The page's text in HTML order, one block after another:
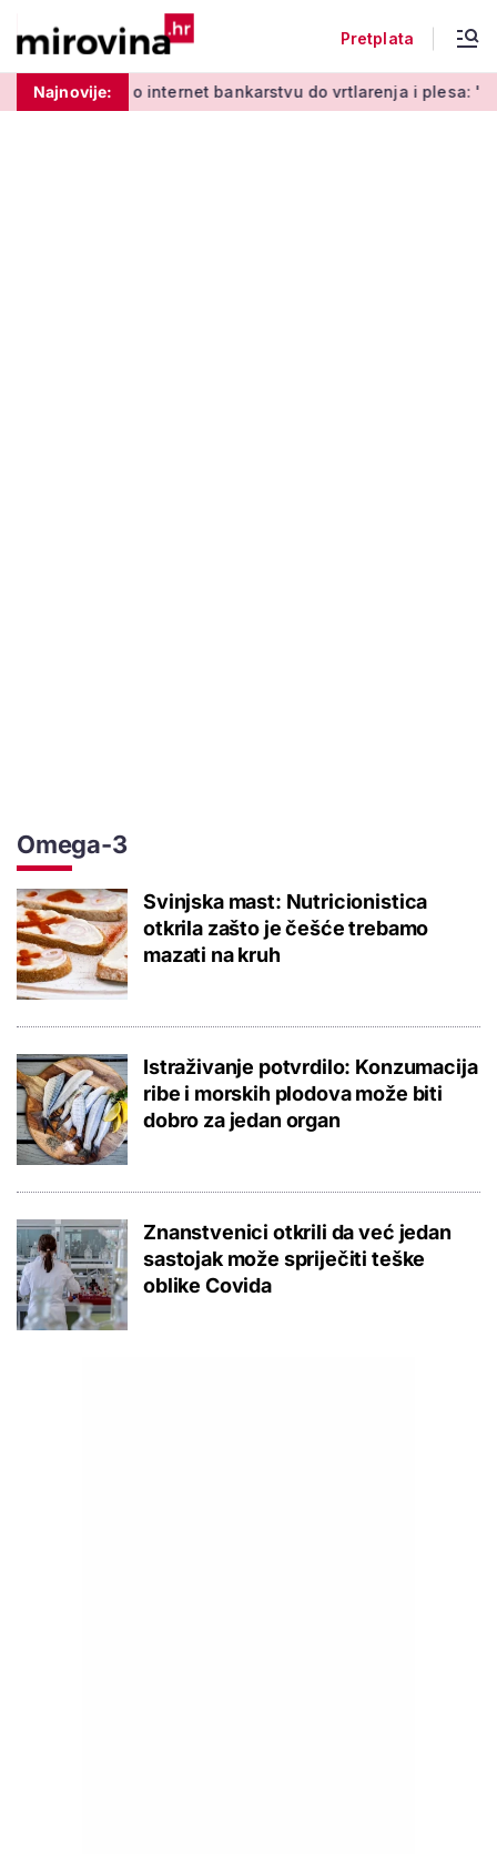
Pretplata
Najnovije:
Od učenja o internet bankarstvu do vrtlarenja i plesa: 'Da
Omega-3
Svinjska mast: Nutricionistica
otkrila zašto je češće trebamo
mazati na kruh
Istraživanje potvrdilo: Konzumacija
ribe i morskih plodova može biti
dobro za jedan organ
Znanstvenici otkrili da već jedan
sastojak može spriječiti teške
oblike Covida